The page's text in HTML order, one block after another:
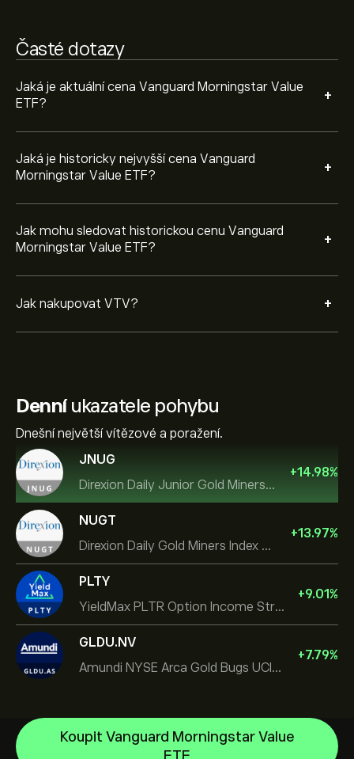
Časté dotazy
Jaká je aktuální cena Vanguard Morningstar Value
ETF?
+
Jaká je historicky nejvyšší cena Vanguard
Morningstar Value ETF?
+
Jak mohu sledovat historickou cenu Vanguard
Morningstar Value ETF?
+
Jak nakupovat VTV? +
zadat příkaz, který realizuje nákup VTV v budoucnu, za
konkrétní cenu.
Denníukazatele pohybu
Dnešní největší vítězové a poražení.
JNUG
Direxion Daily Junior Gold Miners Index Bull 2X ETF
+14.98%
NUGT
Direxion Daily Gold Miners Index Bull 2X ETF
+13.97%
PLTY
YieldMax PLTR Option Income Strategy ETF
+9.01%
GLDU.NV
Amundi NYSE Arca Gold Bugs UCITS ETF Dist
+7.79%
Koupit Vanguard Morningstar Value
ETF
SPDR Gold